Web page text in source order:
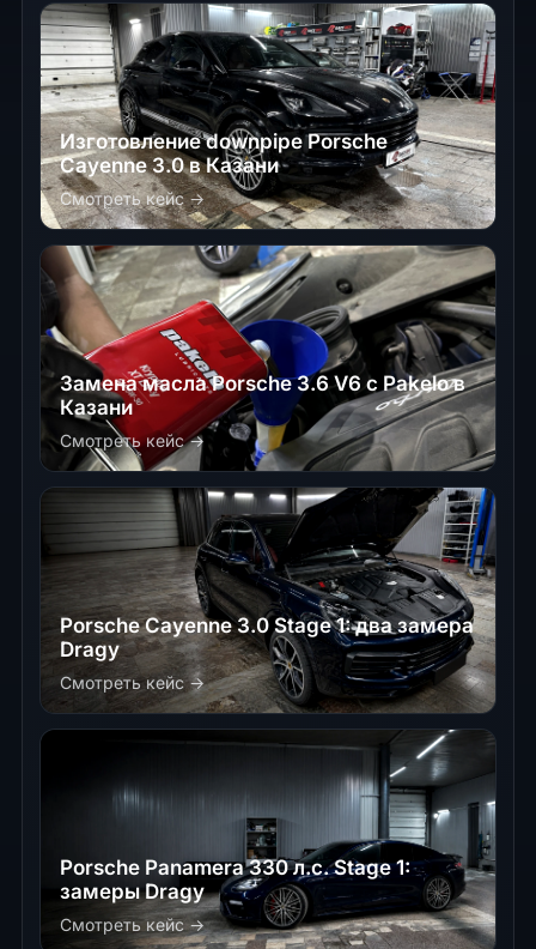
Изготовление downpipe Porsche
Cayenne 3.0 в Казани
Смотреть кейс →
Замена масла Porsche 3.6 V6 с Pakelo в
Казани
Смотреть кейс →
Porsche Cayenne 3.0 Stage 1: два замера
Dragy
Смотреть кейс →
Porsche Panamera 330 л.с. Stage 1:
замеры Dragy
Смотреть кейс →